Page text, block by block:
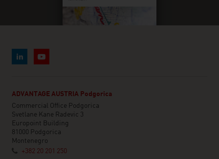
ADVANTAGE AUSTRIA Podgorica
Commercial Office Podgorica
Svetlane Kane Radevic 3
Europoint Building
81000 Podgorica
Montenegro
+382 20 201 250